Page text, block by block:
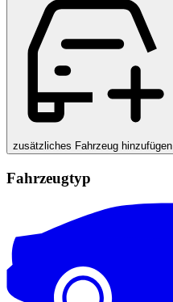
zusätzliches Fahrzeug hinzufügen
Fahrzeugtyp